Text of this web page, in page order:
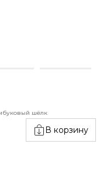
шёлк
В корзину